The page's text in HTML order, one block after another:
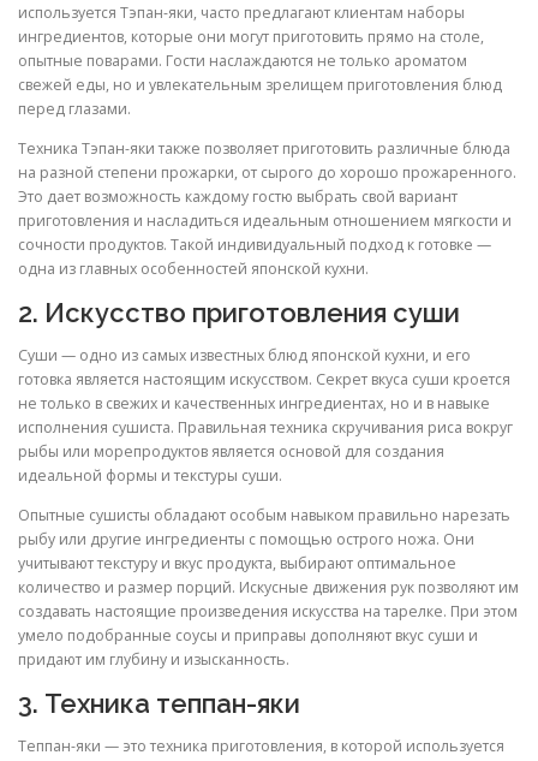
используется Тэпан-яки, часто предлагают клиентам наборы
ингредиентов, которые они могут приготовить прямо на столе,
опытные поварами. Гости наслаждаются не только ароматом
свежей еды, но и увлекательным зрелищем приготовления блюд
перед глазами.
Техника Тэпан-яки также позволяет приготовить различные блюда
на разной степени прожарки, от сырого до хорошо прожаренного.
Это дает возможность каждому гостю выбрать свой вариант
приготовления и насладиться идеальным отношением мягкости и
сочности продуктов. Такой индивидуальный подход к готовке —
одна из главных особенностей японской кухни.
2. Искусство приготовления суши
Суши — одно из самых известных блюд японской кухни, и его
готовка является настоящим искусством. Секрет вкуса суши кроется
не только в свежих и качественных ингредиентах, но и в навыке
исполнения сушиста. Правильная техника скручивания риса вокруг
рыбы или морепродуктов является основой для создания
идеальной формы и текстуры суши.
Опытные сушисты обладают особым навыком правильно нарезать
рыбу или другие ингредиенты с помощью острого ножа. Они
учитывают текстуру и вкус продукта, выбирают оптимальное
количество и размер порций. Искусные движения рук позволяют им
создавать настоящие произведения искусства на тарелке. При этом
умело подобранные соусы и приправы дополняют вкус суши и
придают им глубину и изысканность.
3. Техника теппан-яки
Теппан-яки — это техника приготовления, в которой используется